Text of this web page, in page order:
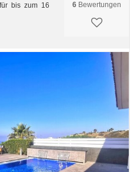
bis zum 16
6Bewertungen